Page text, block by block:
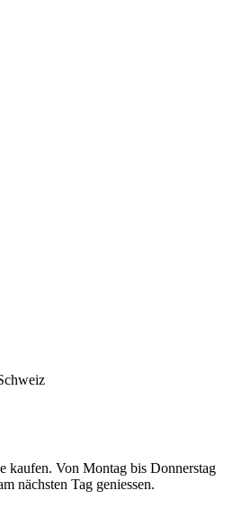
kaufen. Von Montag bis Donnerstag
nächsten Tag geniessen.